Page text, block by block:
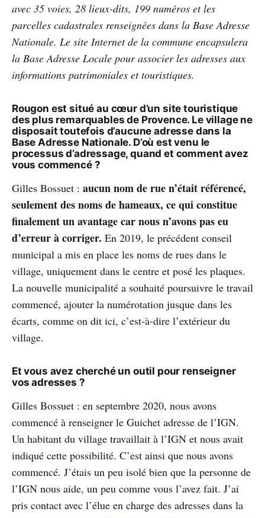
avec 35 voies, 28 lieux-dits, 199 numéros et les
parcelles cadastrales renseignées dans la Base Adresse
Nationale. Le site Internet de la commune encapsulera
la Base Adresse Locale pour associer les adresses aux
informations patrimoniales et touristiques.
Rougon est situé au cœur d’un site touristique
des plus remarquables de Provence. Le village ne
disposait toutefois d’aucune adresse dans la
Base Adresse Nationale. D’où est venu le
processus d’adressage, quand et comment avez
vous commencé ?
Gilles Bossuet : aucun nom de rue n’était référencé,
seulement des noms de hameaux, ce qui constitue
finalement un avantage car nous n’avons pas eu
d’erreur à corriger. En 2019, le précédent conseil
municipal a mis en place les noms de rues dans le
village, uniquement dans le centre et posé les plaques.
La nouvelle municipalité a souhaité poursuivre le travail
commencé, ajouter la numérotation jusque dans les
écarts, comme on dit ici, c’est-à-dire l’extérieur du
village.
Et vous avez cherché un outil pour renseigner
vos adresses ?
Gilles Bossuet : en septembre 2020, nous avons
commencé à renseigner le Guichet adresse de l’IGN.
Un habitant du village travaillait à l’IGN et nous avait
indiqué cette possibilité. C’est ainsi que nous avons
commencé. J’étais un peu isolé bien que la personne de
l’IGN nous aide, un peu comme vous l’avez fait. J’ai
pris contact avec l’élue en charge des adresses dans la